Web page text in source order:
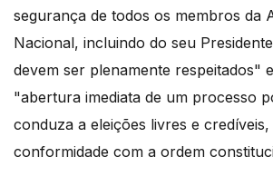
segurança de todos os membros da
Nacional, incluindo do seu
devem ser plenamente respeitados"
"abertura imediata de um processo
conduza a eleições livres e credíveis,
conformidade com a ordem